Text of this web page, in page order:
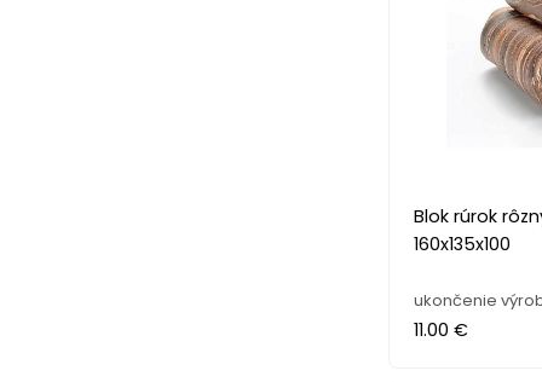
Blok rúrok
160x135x100
ukončenie
11.00 €